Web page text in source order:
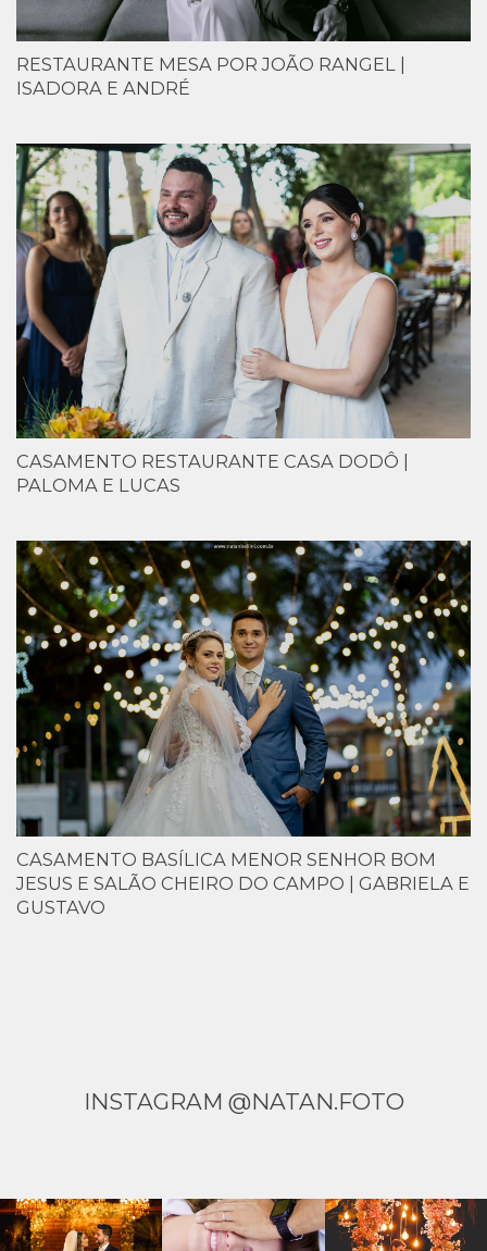
RESTAURANTE MESA POR JOÃO RANGEL |
ISADORA E ANDRÉ
CASAMENTO RESTAURANTE CASA DODÔ |
PALOMA E LUCAS
CASAMENTO BASÍLICA MENOR SENHOR BOM
JESUS E SALÃO CHEIRO DO CAMPO | GABRIELA E
GUSTAVO
INSTAGRAM @NATAN.FOTO